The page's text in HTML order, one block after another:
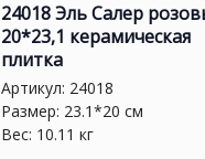
24018 Эль Салер
20*23,1 керамическая
плитка
Артикул: 24018
Размер: 23.1*20 см
Вес: 10.11 кг